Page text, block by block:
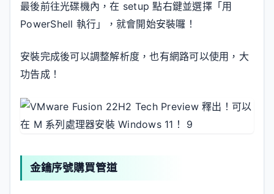
最後前往光碟機內，在 setup 點右鍵並選擇「用
PowerShell 執行」，就會開始安裝囉！
安裝完成後可以調整解析度，也有網路可以使用，大
功告成！
金鑰序號購買管道